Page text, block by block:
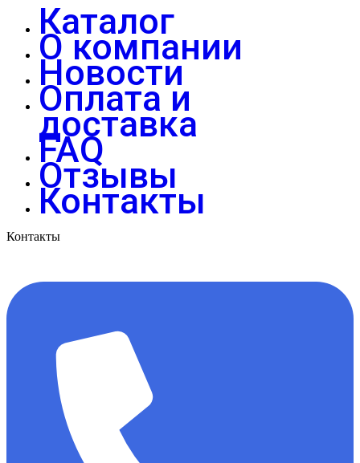
Каталог
О компании
Новости
Оплата и
доставка
FAQ
Отзывы
Контакты
Контакты